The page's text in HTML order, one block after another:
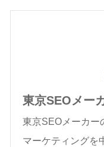
東京SEOメー
東京SEOメーカー
マーケティングを